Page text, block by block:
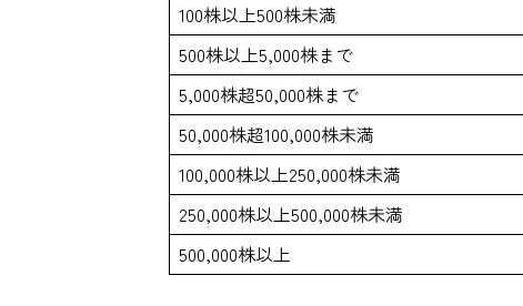
100株以上500株未満
500株以上5,000株まで
5,000株超50,000株まで
50,000株超100,000株未満
100,000株以上250,000株未満
250,000株以上500,000株未満
500,000株以上